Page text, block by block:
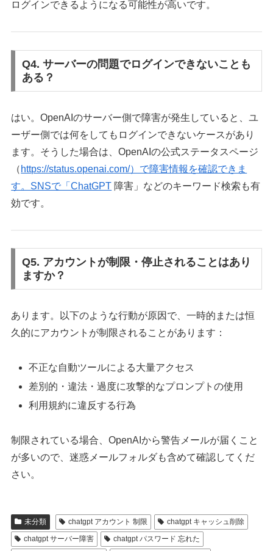
ログインできるようになる可能性が高いです。
Q4. サーバーの問題でログインできないことも
ある？
はい。OpenAIのサーバー側で障害が発生していると、ユ
ーザー側では何をしてもログインできないケースがあり
ます。そうした場合は、OpenAIの公式ステータスページ
（ https://status.openai.com/）で障害情報を確認できま
す。SNSで「ChatGPT 障害」などのキーワード検索も有
効です。
Q5. アカウントが制限・停止されることはあり
ますか？
あります。以下のような行動が原因で、一時的または恒
久的にアカウントが制限されることがあります：
不正な自動ツールによる大量アクセス
差別的・違法・過度に攻撃的なプロンプトの使用
利用規約に違反する行為
制限されている場合、OpenAIから警告メールが届くこと
が多いので、迷惑メールフォルダも含めて確認してくだ
さい。
未分類 chatgpt アカウント 制限
chatgpt キャッシュ削除
chatgpt サーバー障害
chatgpt パスワード 忘れた